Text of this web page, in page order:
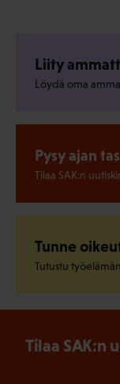
Liity
Löydä oma
Pysy ajan
Tilaa SAK:n
Tunne
Tutustu
Tilaa SAK:n